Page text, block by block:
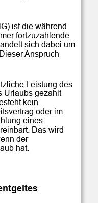
ist die während
fortzuzahlende
sich dabei um
Anspruch
Leistung des
Urlaubs gezahlt
kein
oder im
eines
Das wird
der
hat.